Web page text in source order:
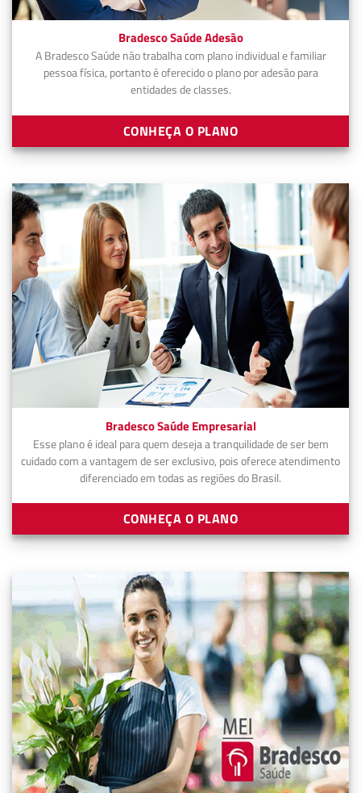
Bradesco Saúde Adesão
A Bradesco Saúde não trabalha com plano individual e familiar
pessoa física, portanto é oferecido o plano por adesão para
entidades de classes.
CONHEÇA O PLANO
Bradesco Saúde Empresarial
Esse plano é ideal para quem deseja a tranquilidade de ser bem
cuidado com a vantagem de ser exclusivo, pois oferece atendimento
diferenciado em todas as regiões do Brasil.
CONHEÇA O PLANO